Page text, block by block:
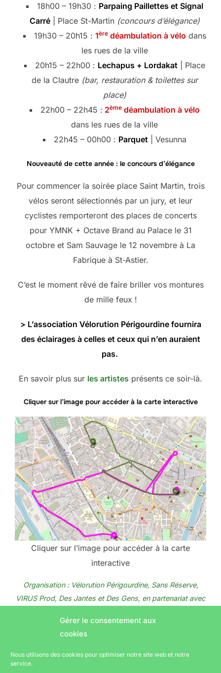
Gérer le consentement aux
cookies
Nous utilisons des cookies pour optimiser notre site web et notre
service.
18h00 – 19h30 : Parpaing Paillettes et Signal
Carré| Place St-Martin (concours d’élégance)
19h30 – 20h15 : 1èredéambulation à vélo dans
les rues de la ville
20h15 – 22h00 : Lechapus + Lordakat| Place
de la Clautre (bar, restauration & toilettes sur
place)
22h00 – 22h45 : 2èmedéambulation à vélo
dans les rues de la ville
22h45 – 00h00 : Parquet| Vesunna
Nouveauté de cette année : le concours d’élégance
Pour commencer la soirée place Saint Martin, trois
vélos seront sélectionnés par un jury, et leur
cyclistes remporteront des places de concerts
pour YMNK + Octave Brand au Palace le 31
octobre et Sam Sauvage le 12 novembre à La
Fabrique à St-Astier.
C’est le moment rêvé de faire briller vos montures
de mille feux !
> L’association Vélorution Périgourdine fournira
des éclairages à celles et ceux qui n’en auraient
pas.
En savoir plus sur les artistes présents ce soir-là.
Cliquer sur l’image pour accéder à la carte interactive
Cliquer sur l’image pour accéder à la carte
interactive
Organisation : Vélorution Périgourdine, Sans Réserve,
VIRUS Prod, Des Jantes et Des Gens, en partenariat avec
Périgord